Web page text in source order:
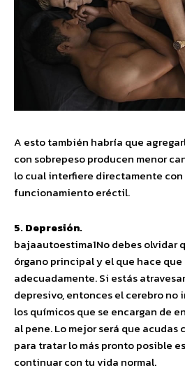
A esto también habría que
con sobrepeso producen menor
lo cual interfiere directamente con
funcionamiento eréctil.
5. Depresión.
bajaautoestima1No debes olvidar
órgano principal y el que hace
adecuadamente. Si estás
depresivo, entonces el cerebro no
los químicos que se encargan de
al pene. Lo mejor será que acudas
para tratar lo más pronto posible
continuar con tu vida normal.